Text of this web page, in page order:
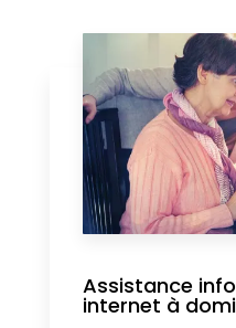
Assistance
internet à